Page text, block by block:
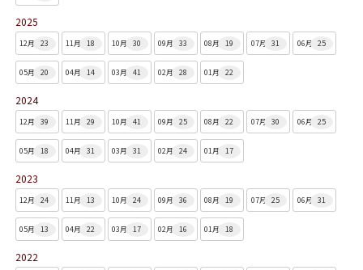
2025
12月 23 11月 18 10月 30 09月 33 08月 19 07月 31 06月 25
05月 20 04月 14 03月 41 02月 28 01月 22
2024
12月 39 11月 29 10月 41 09月 25 08月 22 07月 30 06月 25
05月 18 04月 31 03月 31 02月 24 01月 17
2023
12月 24 11月 13 10月 24 09月 36 08月 19 07月 25 06月 31
05月 13 04月 22 03月 17 02月 16 01月 18
2022